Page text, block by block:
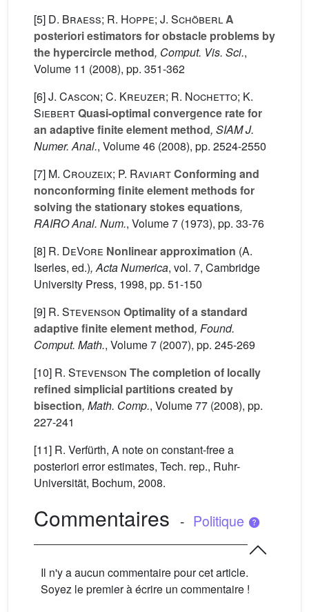
[5] D. Braess; R. Hoppe; J. SchöberlA
posteriori estimators for obstacle problems by
the hypercircle method, Comput. Vis. Sci.,
Volume 11 (2008), pp. 351-362
[6]J. Cascon; C. Kreuzer; R. Nochetto; K.
SiebertQuasi-optimal convergence rate for
an adaptive finite element method, SIAM J.
Numer. Anal., Volume 46 (2008), pp. 2524-2550
[7] M. Crouzeix; P. RaviartConforming and
nonconforming finite element methods for
solving the stationary stokes equations,
RAIRO Anal. Num., Volume 7 (1973), pp. 33-76
[8] R. DeVore Nonlinear approximation (A.
Iserles, ed.), Acta Numerica, vol. 7, Cambridge
University Press, 1998, pp. 51-150
[9] R. Stevenson Optimality of a standard
adaptive finite element method, Found.
Comput. Math., Volume 7 (2007), pp. 245-269
[10] R. Stevenson The completion of locally
refined simplicial partitions created by
bisection, Math. Comp., Volume 77 (2008), pp.
227-241
[11] R. Verfürth, A note on constant-free a
posteriori error estimates, Tech. rep., Ruhr-
Universität, Bochum, 2008.
Commentaires - Politique
Il n'y a aucun commentaire pour cet article.
Soyez le premier à écrire un commentaire !